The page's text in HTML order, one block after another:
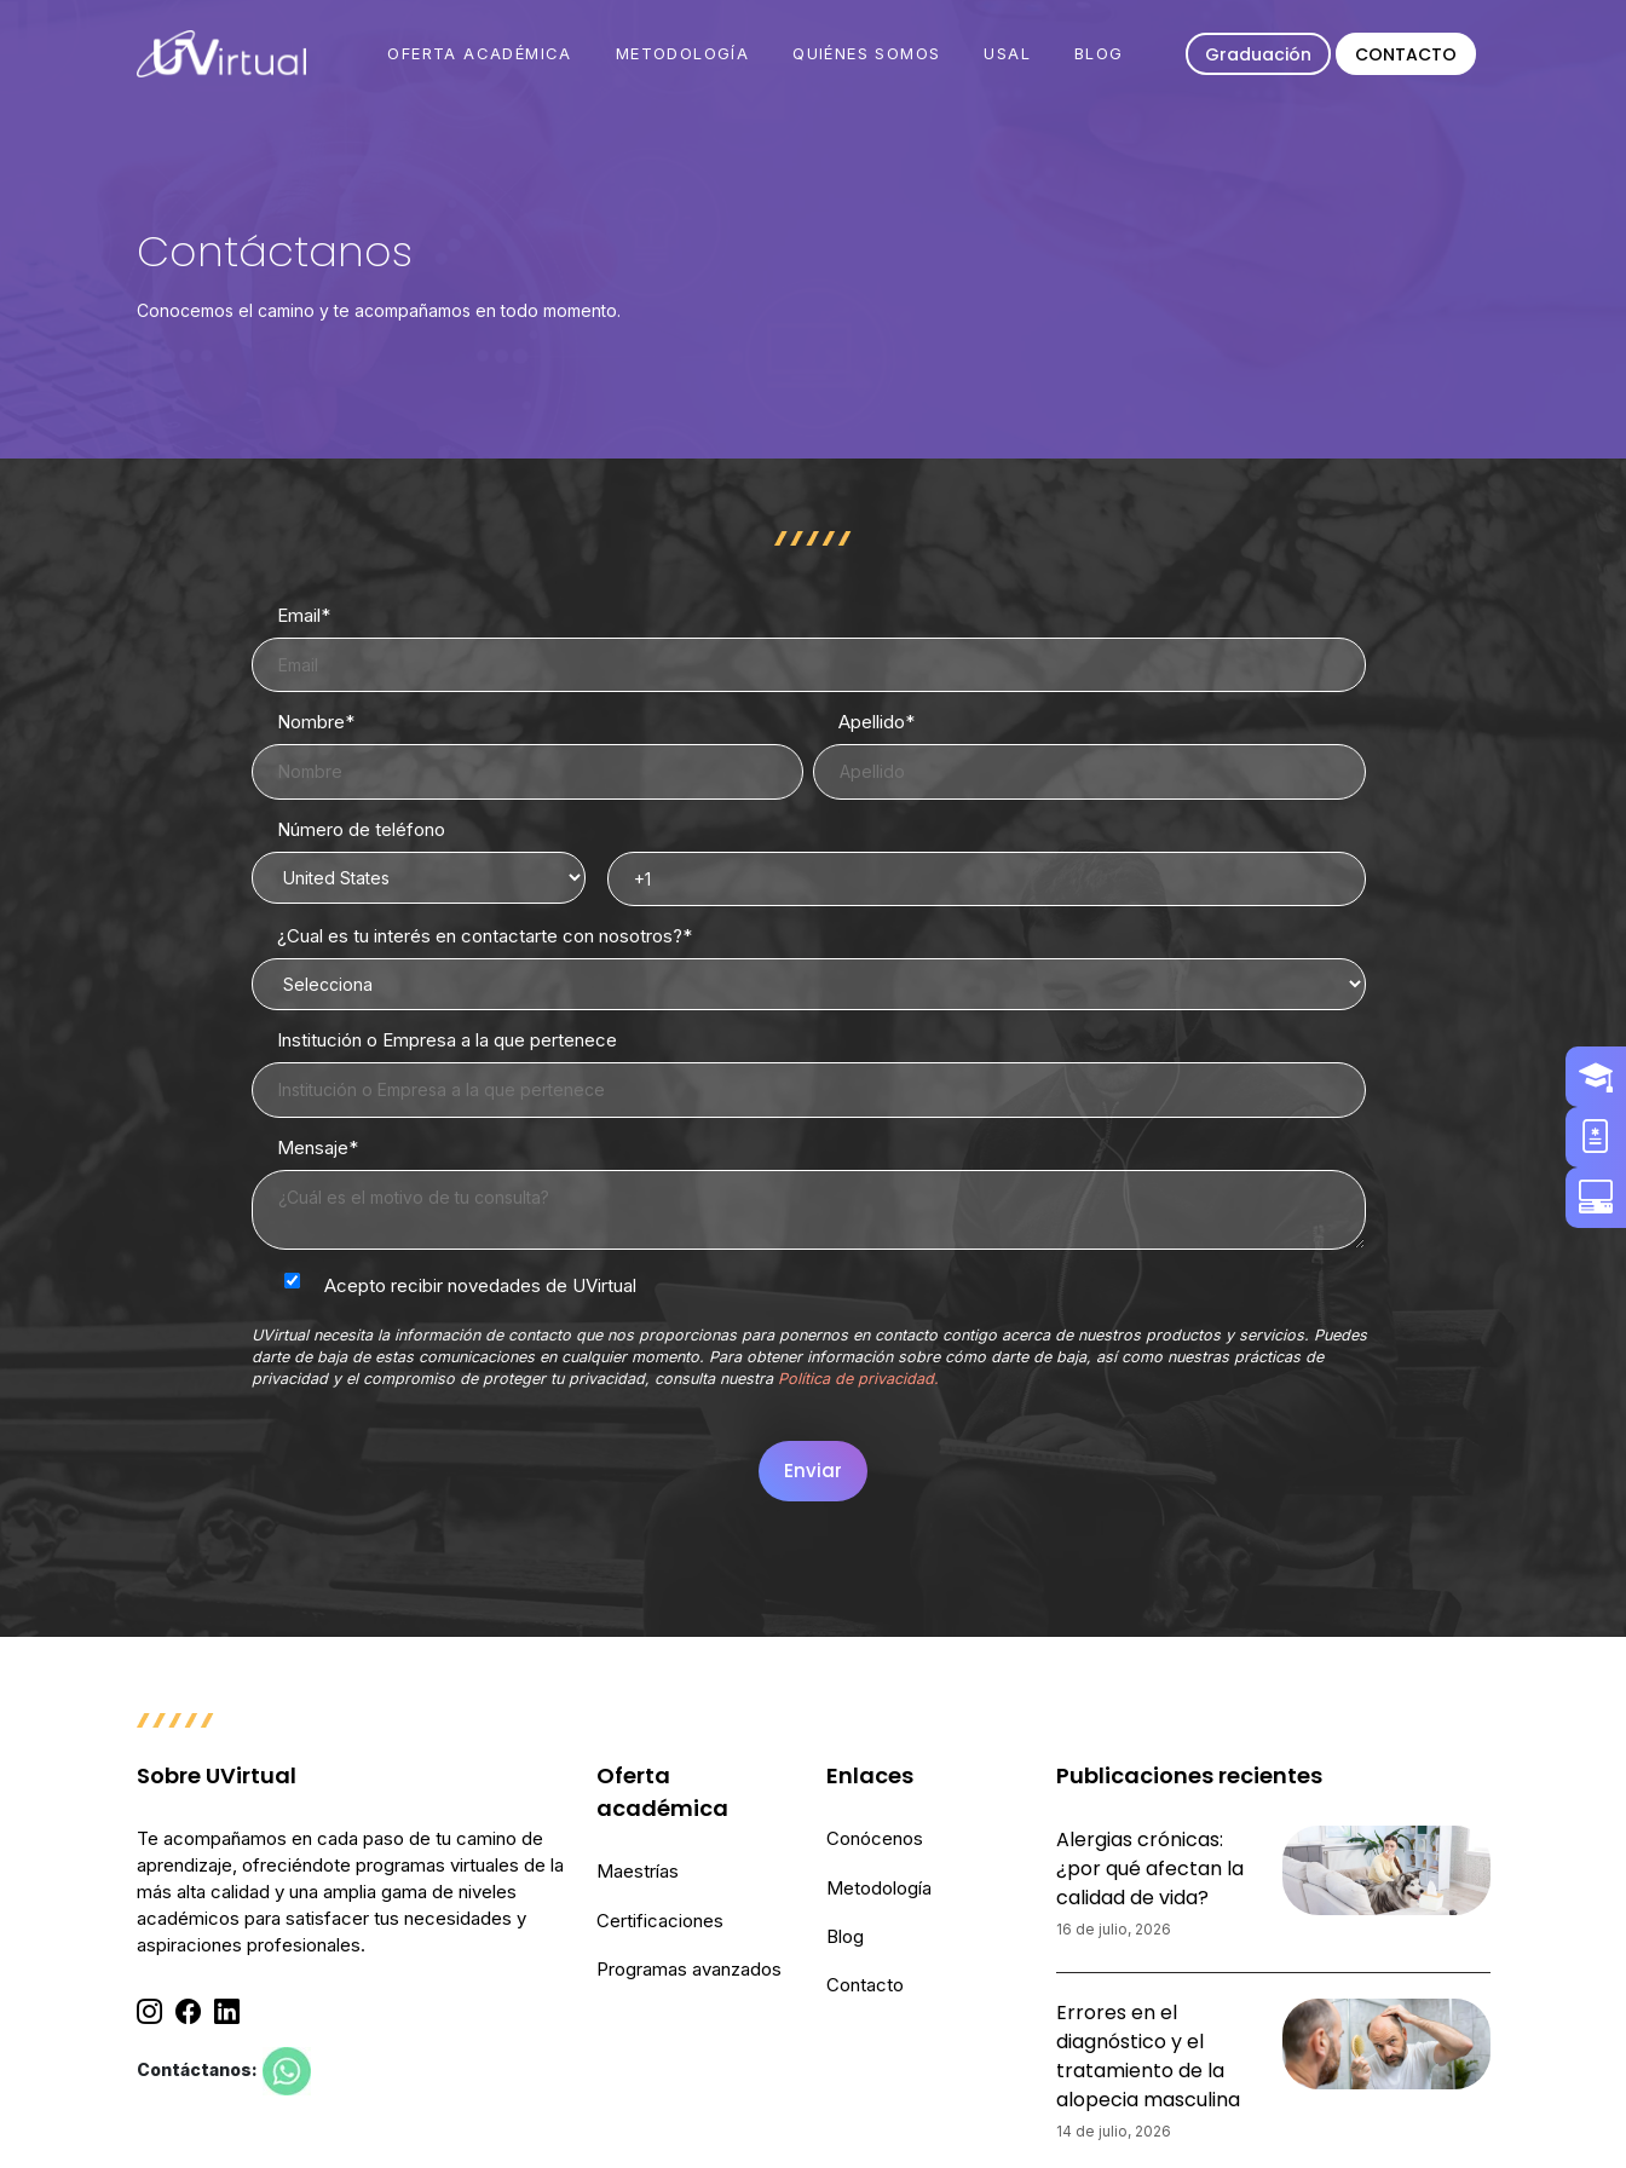
OFERTA ACADÉMICA METODOLOGÍA QUIÉNES SOMOS USAL BLOG Graduación CONTACTO
Contáctanos
Conocemos el camino y te acompañamos en todo momento.
Email*
Nombre* Apellido*
Número de teléfono
¿Cual es tu interés en contactarte con nosotros?*
Institución o Empresa a la que pertenece
Mensaje*
Acepto recibir novedades de UVirtual
UVirtual necesita la información de contacto que nos proporcionas para ponernos en contacto contigo acerca de nuestros productos y servicios. Puedes
darte de baja de estas comunicaciones en cualquier momento. Para obtener información sobre cómo darte de baja, así como nuestras prácticas de
privacidad y el compromiso de proteger tu privacidad, consulta nuestra Política de privacidad.
Sobre UVirtual
Te acompañamos en cada paso de tu camino de
aprendizaje, ofreciéndote programas virtuales de la
más alta calidad y una amplia gama de niveles
académicos para satisfacer tus necesidades y
aspiraciones profesionales.
Contáctanos:
Oferta
académica
Maestrías
Certificaciones
Programas avanzados
Enlaces
Conócenos
Metodología
Blog
Contacto
Publicaciones recientes
Alergias crónicas:
¿por qué afectan la
calidad de vida?
16 de julio, 2026
Errores en el
diagnóstico y el
tratamiento de la
alopecia masculina
14 de julio, 2026